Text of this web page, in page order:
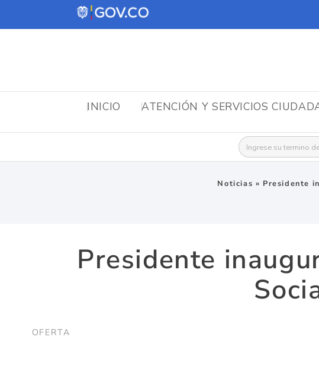
INICIO ATENCIÓN Y SERVICIOS
Buscar:
Noticias » Presidente
Presidente
OFERTA